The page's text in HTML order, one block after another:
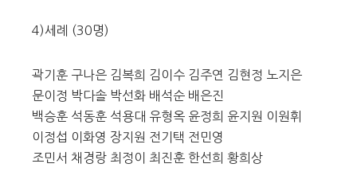
4)세례 (30명)
곽기훈 구나은 김복희 김이수 김주연 김현정 노지은
문이정 박다솔 박선화 배석순 배은진
백승훈 석동훈 석용대 유형옥 윤정희 윤지원 이원휘
이정섭 이화영 장지원 전기택 전민영
조민서 채경랑 최정이 최진훈 한선희 황희상